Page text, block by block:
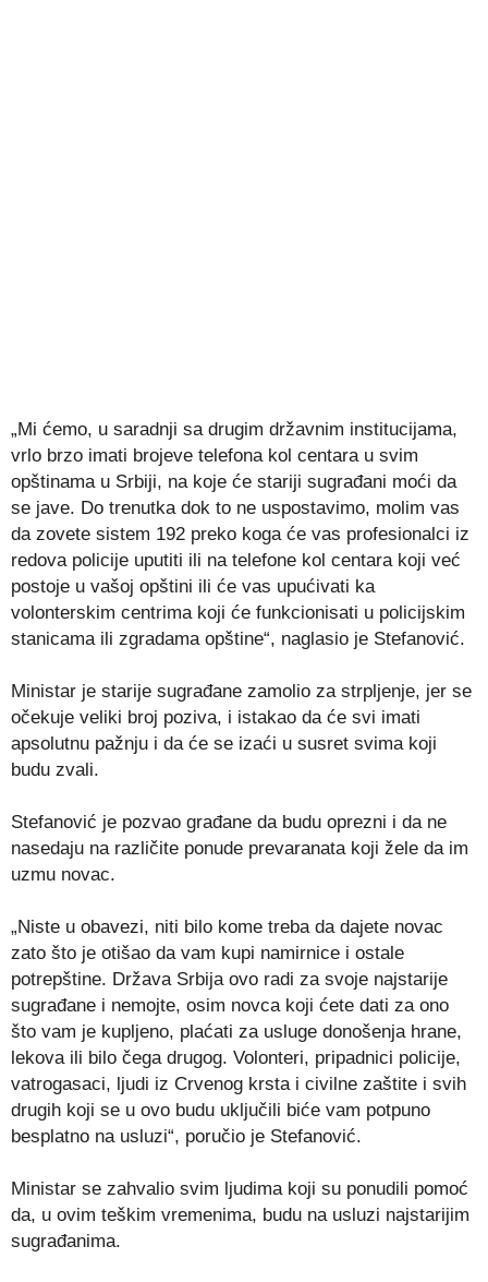
„Mi ćemo, u saradnji sa drugim državnim institucijama,
vrlo brzo imati brojeve telefona kol centara u svim
opštinama u Srbiji, na koje će stariji sugrađani moći da
se jave. Do trenutka dok to ne uspostavimo, molim vas
da zovete sistem 192 preko koga će vas profesionalci iz
redova policije uputiti ili na telefone kol centara koji već
postoje u vašoj opštini ili će vas upućivati ka
volonterskim centrima koji će funkcionisati u policijskim
stanicama ili zgradama opštine“, naglasio je Stefanović.
Ministar je starije sugrađane zamolio za strpljenje, jer se
očekuje veliki broj poziva, i istakao da će svi imati
apsolutnu pažnju i da će se izaći u susret svima koji
budu zvali.
Stefanović je pozvao građane da budu oprezni i da ne
nasedaju na različite ponude prevaranata koji žele da im
uzmu novac.
„Niste u obavezi, niti bilo kome treba da dajete novac
zato što je otišao da vam kupi namirnice i ostale
potrepštine. Država Srbija ovo radi za svoje najstarije
sugrađane i nemojte, osim novca koji ćete dati za ono
što vam je kupljeno, plaćati za usluge donošenja hrane,
lekova ili bilo čega drugog. Volonteri, pripadnici policije,
vatrogasaci, ljudi iz Crvenog krsta i civilne zaštite i svih
drugih koji se u ovo budu uključili biće vam potpuno
besplatno na usluzi“, poručio je Stefanović.
Ministar se zahvalio svim ljudima koji su ponudili pomoć
da, u ovim teškim vremenima, budu na usluzi najstarijim
sugrađanima.